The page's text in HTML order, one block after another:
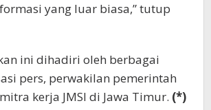
yang luar biasa,” tutup
ini dihadiri oleh berbagai
pers, perwakilan pemerintah
kerja JMSI di Jawa Timur. (*)